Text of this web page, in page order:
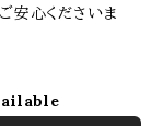
安心くださいま